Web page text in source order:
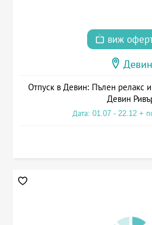
виж
Девин
Отпуск в Девин: Пълен релакс
Девин
Дата: 01.07 - 22.12 +